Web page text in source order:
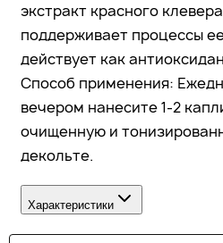
экстракт красного
поддерживает процессы
действует как
Способ применения:
вечером нанесите 1-2
очищенную и
декольте.
Характеристики